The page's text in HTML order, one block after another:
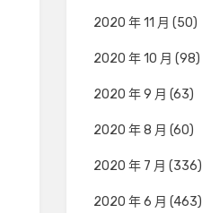
2020 年 11 月 (50)
2020 年 10 月 (98)
2020 年 9 月 (63)
2020 年 8 月 (60)
2020 年 7 月 (336)
2020 年 6 月 (463)